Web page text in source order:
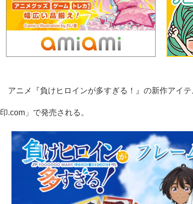
アニメ『負けヒロインが多すぎる！』の新作アイ
印.com」で発売される。